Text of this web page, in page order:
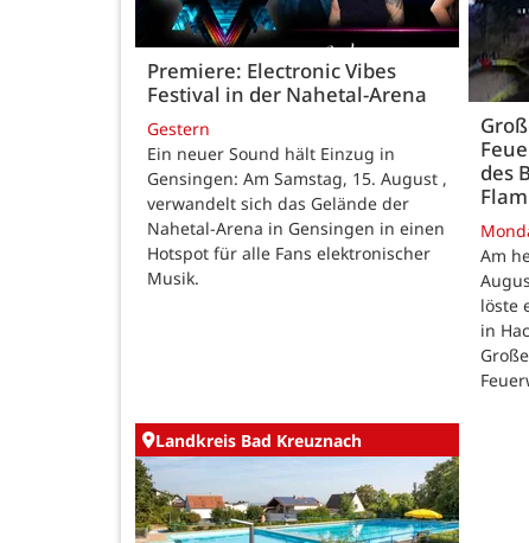
Premiere: Electronic Vibes
Festival in der Nahetal-Arena
Gestern
Ein neuer Sound hält Einzug in
Gensingen: Am Samstag, 15. August ,
verwandelt sich das Gelände der
Nahetal-Arena in Gensingen in einen
Hotspot für alle Fans elektronischer
Musik.
des
Am
löste
in
Landkreis Bad Kreuznach